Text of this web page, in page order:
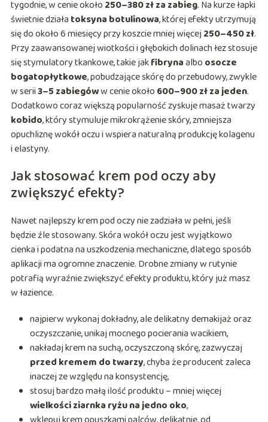
tygodnie, w cenie około 250–380 zł za zabieg. Na kurze łapki
świetnie działa toksyna botulinowa, której efekty utrzymują
się do około 6 miesięcy przy koszcie mniej więcej250–450 zł.
Przy zaawansowanej wiotkości i głębokich dolinach łez stosuje
się stymulatory tkankowe, takie jakfibrynaalbo osocze
bogatopłytkowe, pobudzające skórę do przebudowy, zwykle
w serii3–5 zabiegóww cenie około 600–900 zł za jeden.
Dodatkowo coraz większą popularność zyskuje masaż twarzy
kobido, który stymuluje mikrokrążenie skóry, zmniejsza
opuchliznę wokół oczu i wspiera naturalną produkcję kolagenu
i elastyny.
Jak stosować krem pod oczy aby
zwiększyć efekty?
Nawet najlepszy krem pod oczy nie zadziała w pełni, jeśli
będzie źle stosowany. Skóra wokół oczu jest wyjątkowo
cienka i podatna na uszkodzenia mechaniczne, dlatego sposób
aplikacji ma ogromne znaczenie. Drobne zmiany w rutynie
potrafią wyraźnie zwiększyć efekty produktu, który już masz
w łazience.
najpierw wykonaj dokładny, ale delikatny demakijaż oraz
oczyszczanie, unikaj mocnego pocierania wacikiem,
nakładaj krem na suchą, oczyszczoną skórę, zazwyczaj
przed kremem do twarzy, chyba że producent zaleca
inaczej ze względu na konsystencję,
stosuj bardzo małą ilość produktu – mniej więcej
wielkości ziarnka ryżu na jedno oko,